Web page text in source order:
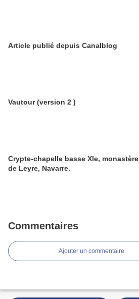
Article publié depuis Canalblog
Vautour (version 2 )
Crypte-chapelle basse XIe, monastère
de Leyre, Navarre.
Commentaires
Ajouter un commentaire